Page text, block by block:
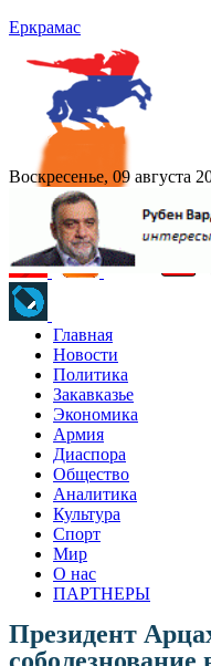
Еркрамас
Воскресенье, 09 августа
Главная
Новости
Политика
Закавказье
Экономика
Армия
Диаспора
Общество
Аналитика
Культура
Спорт
Мир
О нас
ПАРТНЕРЫ
Президент